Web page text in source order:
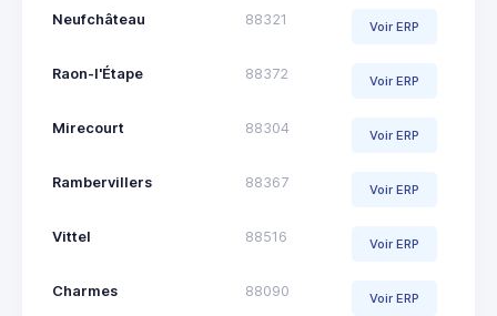
Neufchâteau 88321 Voir ERP
Raon-l'Étape 88372 Voir ERP
Mirecourt 88304 Voir ERP
Rambervillers 88367 Voir ERP
Vittel 88516 Voir ERP
Charmes 88090 Voir ERP